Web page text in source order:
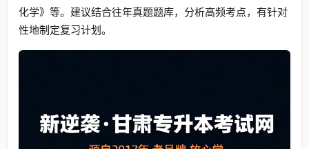
化学》等。建议结合往年真题题库，分析高频考点，有针对
性地制定复习计划。